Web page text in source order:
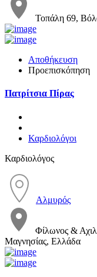
Τοπάλη 69,
Αποθήκευση
Προεπισκόπηση
Πατρίτσια Πίρας
Καρδιολόγοι
Καρδιολόγος
Αλμυρός
Φίλωνος &
Μαγνησίας, Ελλάδα